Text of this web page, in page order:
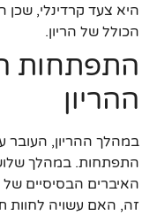
היא צעד קרדינלי,
הכולל של הריון.
התפתחות
ההריון
במהלך ההריון,
התפתחות. במהלך
האיברים הבסיסיים
זה, האם עשויה לחוות